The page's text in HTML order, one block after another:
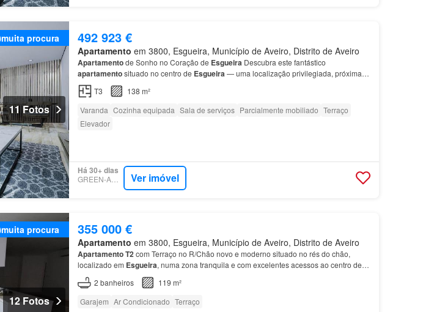
muita procura
11 Fotos
492 923 €
Apartamento em 3800, Esgueira, Município de Aveiro, Distrito de Aveiro
Apartamentode Sonho no Coração de Esgueira Descubra este fantástico
apartamentosituado no centro de Esgueira— uma localização privilegiada, próxima
exteriores: Varanda acessível desde a suíte principal Terraços amplo ligad…
T3
138 m²
Varanda Cozinha equipada Sala de serviços Parcialmente mobiliado Terraço
Elevador
Há 30+ dias
GREEN-ACRES Ver imóvel
muita procura
12 Fotos
355 000 €
Apartamento em 3800, Esgueira, Município de Aveiro, Distrito de Aveiro
ApartamentoT2com Terraço no R/Chão novo e moderno situado no rés do chão,
localizado em Esgueira, numa zona tranquila e com excelentes acessos ao centro de
Aveiro e a apenas 5 minutos da Avenida Lourenço Peixinho, no centro…
2 banheiros
119 m²
Garajem Ar Condicionado Terraço